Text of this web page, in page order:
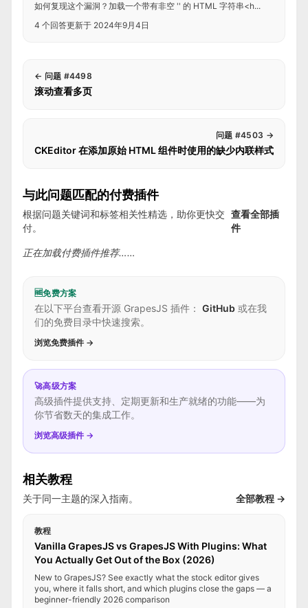
如何复现这个漏洞？加载一个带有非空 '' 的 HTML 字符串<h...
4 个回答更新于 2024年9月4日
← 问题 #4498
滚动查看多页
问题 #4503 →
CKEditor 在添加原始 HTML 组件时使用的缺少内联样式
与此问题匹配的付费插件
根据问题关键词和标签相关性精选，助你更快交
付。
查看全部插
件
正在加载付费插件推荐……
🆓免费方案
在以下平台查看开源 GrapesJS 插件： GitHub 或在我
们的免费目录中快速搜索。
浏览免费插件 →
🚀高级方案
高级插件提供支持、定期更新和生产就绪的功能——为
你节省数天的集成工作。
浏览高级插件 →
相关教程
关于同一主题的深入指南。 全部教程 →
教程
Vanilla GrapesJS vs GrapesJS With Plugins: What
You Actually Get Out of the Box (2026)
New to GrapesJS? See exactly what the stock editor gives
you, where it falls short, and which plugins close the gaps — a
beginner-friendly 2026 comparison